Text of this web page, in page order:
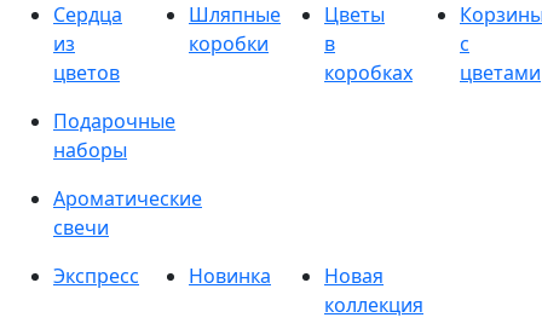
Сердца
из
цветов
Шляпные
коробки
Цветы
в
коробках
с
цветами
Подарочные
наборы
Ароматические
свечи
Экспресс
Новинка
Новая
коллекция